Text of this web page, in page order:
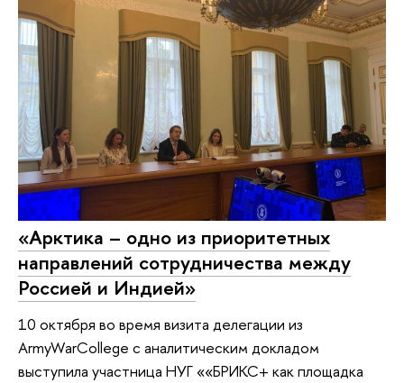
«Арктика – одно из приоритетных
направлений сотрудничества между
Россией и Индией»
10 октября во время визита делегации из
ArmyWarCollege с аналитическим докладом
выступила участница НУГ ««БРИКС+ как площадка